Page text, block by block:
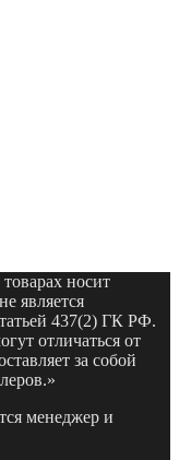
носит
является
437(2) ГК РФ.
отличаться от
за собой
менеджер и